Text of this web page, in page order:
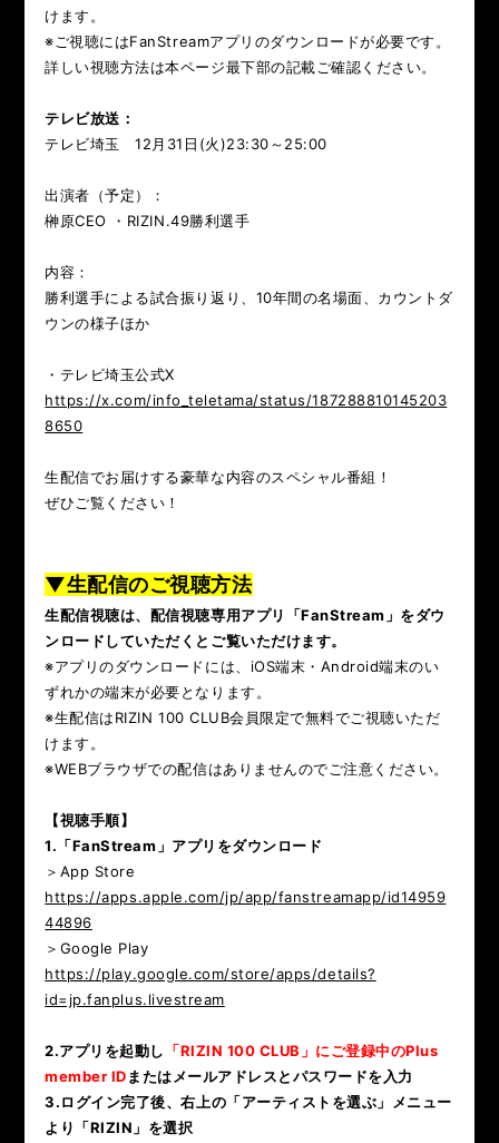
けます。
※ご視聴にはFanStreamアプリのダウンロードが必要です。
詳しい視聴方法は本ページ最下部の記載ご確認ください。
テレビ放送：
テレビ埼玉 12月31日(火)23:30～25:00
出演者（予定）：
榊原CEO ・RIZIN.49勝利選手
内容：
勝利選手による試合振り返り、10年間の名場面、カウントダ
ウンの様子ほか
・テレビ埼玉公式X
https://x.com/info_teletama/status/187288810145203
8650
生配信でお届けする豪華な内容のスペシャル番組！
ぜひご覧ください！
▼生配信のご視聴方法
生配信視聴は、配信視聴専用アプリ「FanStream」をダウ
ンロードしていただくとご覧いただけます。
※アプリのダウンロードには、iOS端末・Android端末のい
ずれかの端末が必要となります。
※生配信はRIZIN 100 CLUB会員限定で無料でご視聴いただ
けます。
※WEBブラウザでの配信はありませんのでご注意ください。
【視聴手順】
1.「FanStream」アプリをダウンロード
＞App Store
https://apps.apple.com/jp/app/fanstreamapp/id14959
44896
＞Google Play
https://play.google.com/store/apps/details?
id=jp.fanplus.livestream
2.アプリを起動し 「RIZIN 100 CLUB」にご登録中のPlus
member IDまたはメールアドレスとパスワードを入力
3.ログイン完了後、右上の「アーティストを選ぶ」メニュー
より「RIZIN」を選択